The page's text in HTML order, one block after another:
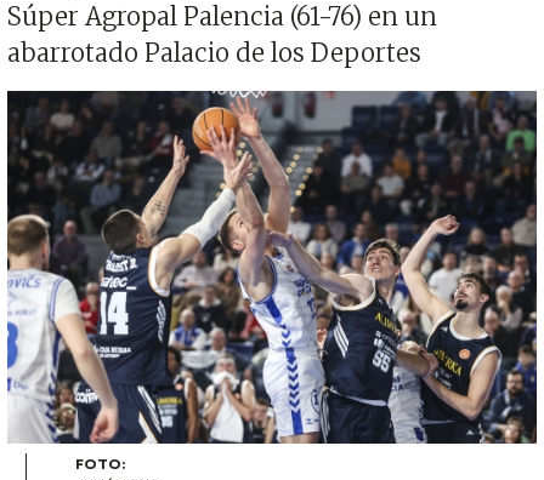
Súper Agropal Palencia (61-76) en un
abarrotado Palacio de los Deportes
Imagen
FOTO: